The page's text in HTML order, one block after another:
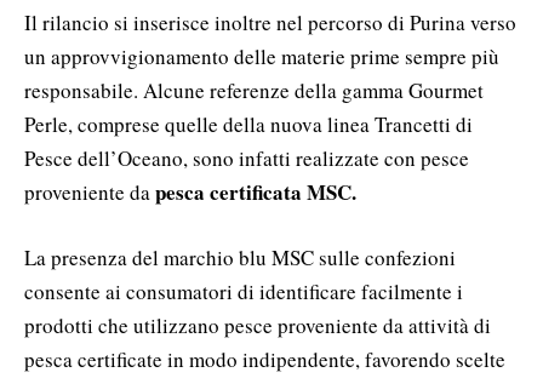
Il rilancio si inserisce inoltre nel percorso di Purina verso
un approvvigionamento delle materie prime sempre più
responsabile. Alcune referenze della gamma Gourmet
Perle, comprese quelle della nuova linea Trancetti di
Pesce dell’Oceano, sono infatti realizzate con pesce
proveniente dapesca certificata MSC.
La presenza del marchio blu MSC sulle confezioni
consente ai consumatori di identificare facilmente i
prodotti che utilizzano pesce proveniente da attività di
pesca certificate in modo indipendente, favorendo scelte